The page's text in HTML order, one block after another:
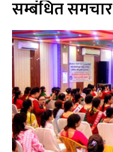
सम्बंधित समचार